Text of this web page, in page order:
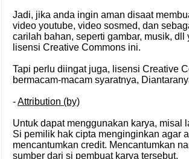
Jadi, jika anda ingin aman disaat
video youtube, video sosmed, dan
carilah bahan, seperti gambar, musik, dll
lisensi Creative Commons ini.
Tapi perlu diingat juga, lisensi Creative
bermacam-macam syaratnya,
-Attribution (by)
Untuk dapat menggunakan karya, misal
Si pemilik hak cipta menginginkan agar
mencantumkan credit. Mencantumkan
sumber dari si pembuat karya tersebut.